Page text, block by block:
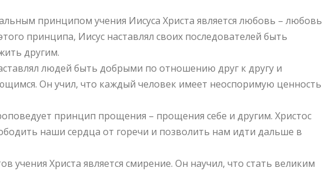
принципом учения Иисуса Христа является любовь – любовь
принципа, Иисус наставлял своих последователей быть
другим.
людей быть добрыми по отношению друг к другу и
Он учил, что каждый человек имеет неоспоримую ценность
принцип прощения – прощения себе и другим. Христос
наши сердца от горечи и позволить нам идти дальше в
учения Христа является смирение. Он научил, что стать великим